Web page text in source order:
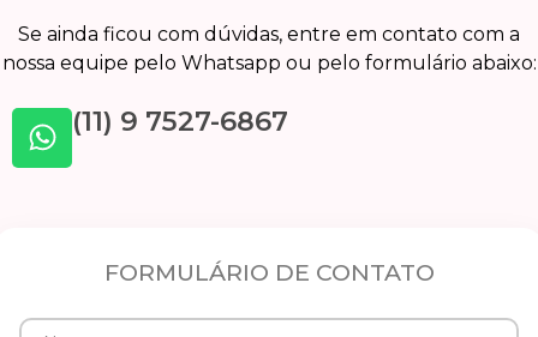
Se ainda ficou com dúvidas, entre em contato com a
nossa equipe pelo Whatsapp ou pelo formulário abaixo:
(11) 9 7527-6867
FORMULÁRIO DE CONTATO